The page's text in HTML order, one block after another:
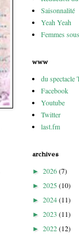
Saisonnalité
Yeah Yeah
Femmes
www
du spectacle
Facebook
Youtube
Twitter
last.fm
archives
► 2026(7)
► 2025(10)
► 2024(11)
► 2023 (11)
► 2022(12)